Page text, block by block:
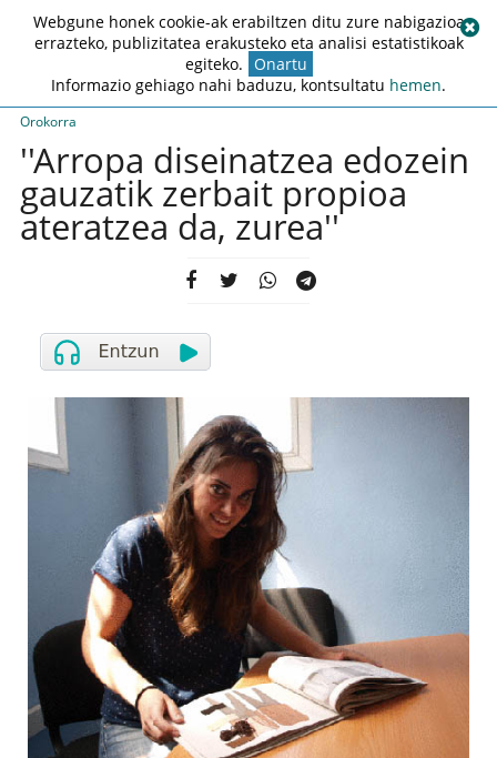
Orokorra
''Arropa diseinatzea edozein
gauzatik zerbait propioa
ateratzea da, zurea''
Webgune honek cookie-ak erabiltzen ditu zure nabigazioa
errazteko, publizitatea erakusteko eta analisi estatistikoak
egiteko. Onartu
Informazio gehiago nahi baduzu, kontsultatu hemen.